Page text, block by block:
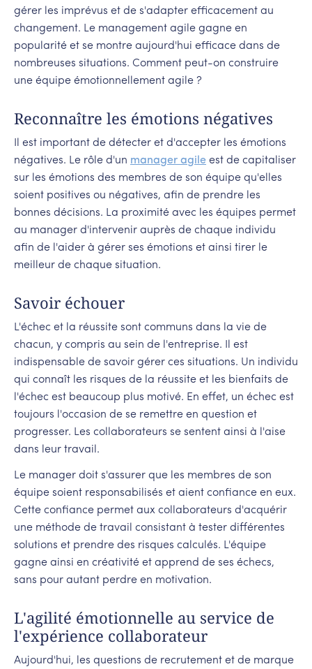
gérer les imprévus et de s'adapter efficacement au
changement. Le management agile gagne en
popularité et se montre aujourd'hui efficace dans de
nombreuses situations. Comment peut-on construire
une équipe émotionnellement agile ?
Reconnaître les émotions négatives
Il est important de détecter et d'accepter les émotions
négatives. Le rôle d'un manager agile est de capitaliser
sur les émotions des membres de son équipe qu'elles
soient positives ou négatives, afin de prendre les
bonnes décisions. La proximité avec les équipes permet
au manager d'intervenir auprès de chaque individu
afin de l'aider à gérer ses émotions et ainsi tirer le
meilleur de chaque situation.
Savoir échouer
L'échec et la réussite sont communs dans la vie de
chacun, y compris au sein de l'entreprise. Il est
indispensable de savoir gérer ces situations. Un individu
qui connaît les risques de la réussite et les bienfaits de
l'échec est beaucoup plus motivé. En effet, un échec est
toujours l'occasion de se remettre en question et
progresser. Les collaborateurs se sentent ainsi à l'aise
dans leur travail.
Le manager doit s'assurer que les membres de son
équipe soient responsabilisés et aient confiance en eux.
Cette confiance permet aux collaborateurs d'acquérir
une méthode de travail consistant à tester différentes
solutions et prendre des risques calculés. L'équipe
gagne ainsi en créativité et apprend de ses échecs,
sans pour autant perdre en motivation.
L'agilité émotionnelle au service de
l'expérience collaborateur
Aujourd'hui, les questions de recrutement et de marque